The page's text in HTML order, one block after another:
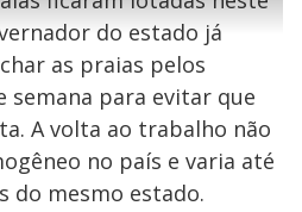
a
y
do estado já
as praias pelos
semana para evitar que
A volta ao trabalho não
no país e varia até
do mesmo estado.